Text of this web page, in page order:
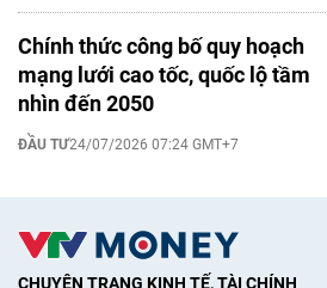
Chính thức công bố quy hoạch
mạng lưới cao tốc, quốc lộ tầm
nhìn đến 2050
ĐẦU TƯ24/07/2026 07:24 GMT+7
CHUYÊN TRANG KINH TẾ, TÀI CHÍNH